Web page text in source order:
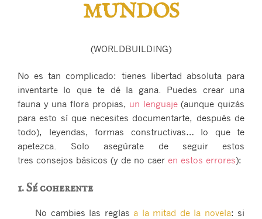
MUNDOS
(WORLDBUILDING)
No es tan complicado: tienes libertad absoluta para
inventarte lo que te dé la gana. Puedes crear una
fauna y una flora propias, un lenguaje(aunque quizás
para esto sí que necesites documentarte, después de
todo), leyendas, formas constructivas… lo que te
apetezca. Solo asegúrate de seguir estos
tres consejos básicos (y de no caer en estos errores):
1. Sé coherente
No cambies las reglas a la mitad de la novela: si